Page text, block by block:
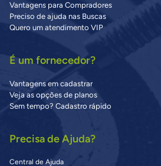
Vantagens para Compradores
Preciso de ajuda nas Buscas
Quero um atendimento VIP
É um fornecedor?
Vantagens em cadastrar
Veja as opções de planos
Sem tempo? Cadastro rápido
Precisa de Ajuda?
Central de Ajuda